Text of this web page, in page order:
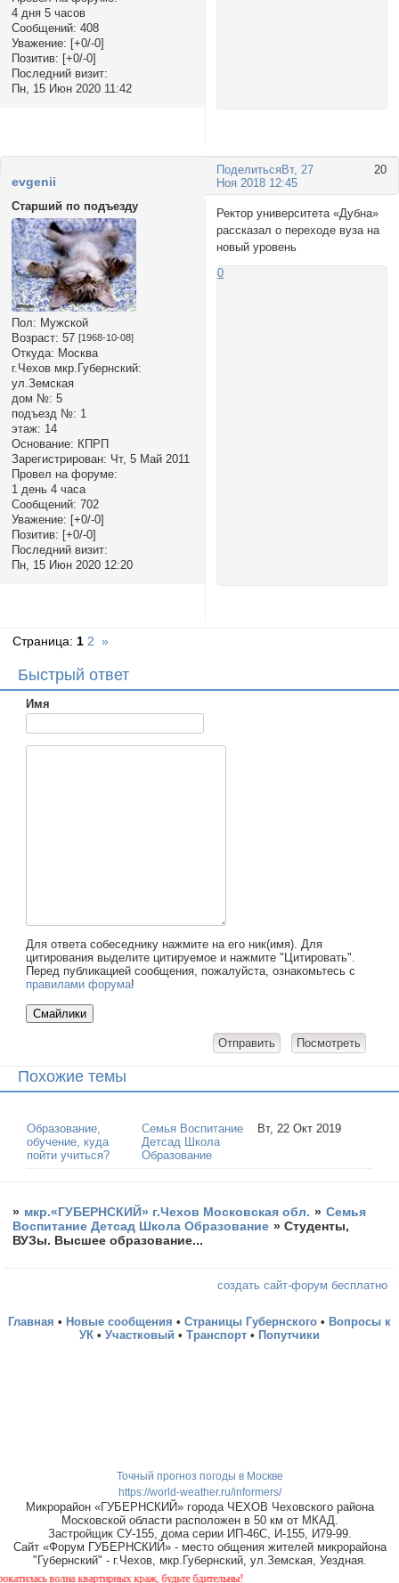
4 дня 5 часов
Сообщений: 408
Уважение: [+0/-0]
Позитив: [+0/-0]
Последний визит:
Пн, 15 Июн 2020 11:42
Поделиться 20
Вт, 27
Ноя 2018 12:45
evgenii
Старший по подъезду
Пол: Мужской
Возраст: 57 [1968-10-08]
Откуда: Москва
г.Чехов мкр.Губернский:
ул.Земская
дом №: 5
подъезд №: 1
этаж: 14
Основание: КПРП
Зарегистрирован: Чт, 5 Май 2011
Провел на форуме:
1 день 4 часа
Сообщений: 702
Уважение: [+0/-0]
Позитив: [+0/-0]
Последний визит:
Пн, 15 Июн 2020 12:20
Ректор университета «Дубна»
рассказал о переходе вуза на
новый уровень
0
Страница: 1 2 »
Быстрый ответ
Имя
Для ответа собеседнику нажмите на его ник(имя). Для
цитирования выделите цитируемое и нажмите "Цитировать".
Перед публикацией сообщения, пожалуйста, ознакомьтесь с
правилами форума!
Похожие темы
Образование,
обучение, куда
пойти учиться?
Семья Воспитание
Детсад Школа
Образование
Вт, 22 Окт 2019
» мкр.«ГУБЕРНСКИЙ» г.Чехов Московская обл. » Семья
Воспитание Детсад Школа Образование »Студенты,
ВУЗы. Высшее образование...
создать сайт-форум бесплатно
Главная • Новые сообщения • Страницы Губернского • Вопросы к
УК • Участковый • Транспорт • Попутчики
Точный прогноз погоды в Москве
https://world-weather.ru/informers/
Микрорайон «ГУБЕРНСКИЙ» города ЧЕХОВ Чеховского района
Московской области расположен в 50 км от МКАД.
Застройщик СУ-155, дома серии ИП-46С, И-155, И79-99.
Сайт «Форум ГУБЕРНСКИЙ» - место общения жителей микрорайона
"Губернский" - г.Чехов, мкр.Губернский, ул.Земская, Уездная.
квартирных краж, будьте бдительны!